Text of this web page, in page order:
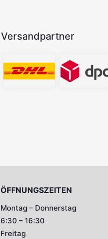
Versandpartner
ÖFFNUNGSZEITEN
Montag – Donnerstag
6:30 – 16:30
Freitag